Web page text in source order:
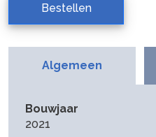
Bestellen
Algemeen
Bouwjaar
2021